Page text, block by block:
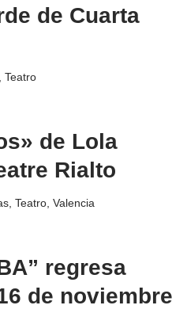
de Cuarta
Teatro
de Lola
Rialto
Teatro Valencia
regresa
de noviembre